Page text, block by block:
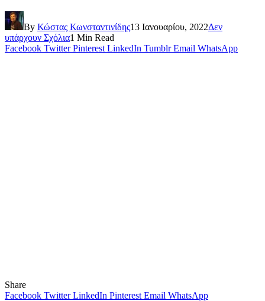
By Κώστας Κωνσταντινίδης13 Ιανουαρίου, 2022Δεν
υπάρχουν Σχόλια1 Min Read
Facebook Twitter Pinterest LinkedIn Tumblr Email WhatsApp
Share
Facebook Twitter LinkedIn Pinterest Email WhatsApp